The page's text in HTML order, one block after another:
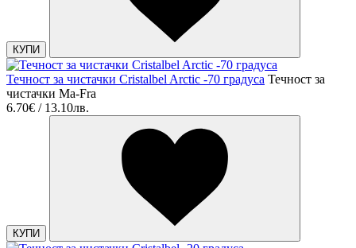
КУПИ
Течност за чистачки Cristalbel Arctic -70 градуса Течност за
чистачки Ma-Fra
6.70€ / 13.10лв.
КУПИ